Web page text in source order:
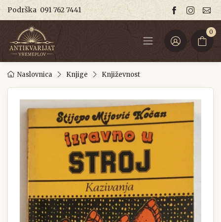
Podrška 091 762 7441
0
Naslovnica Knjige Književnost